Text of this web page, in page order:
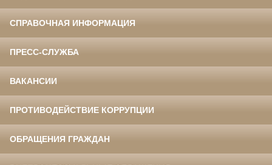
СПРАВОЧНАЯ ИНФОРМАЦИЯ
ПРЕСС-СЛУЖБА
ВАКАНСИИ
ПРОТИВОДЕЙСТВИЕ КОРРУПЦИИ
ОБРАЩЕНИЯ ГРАЖДАН